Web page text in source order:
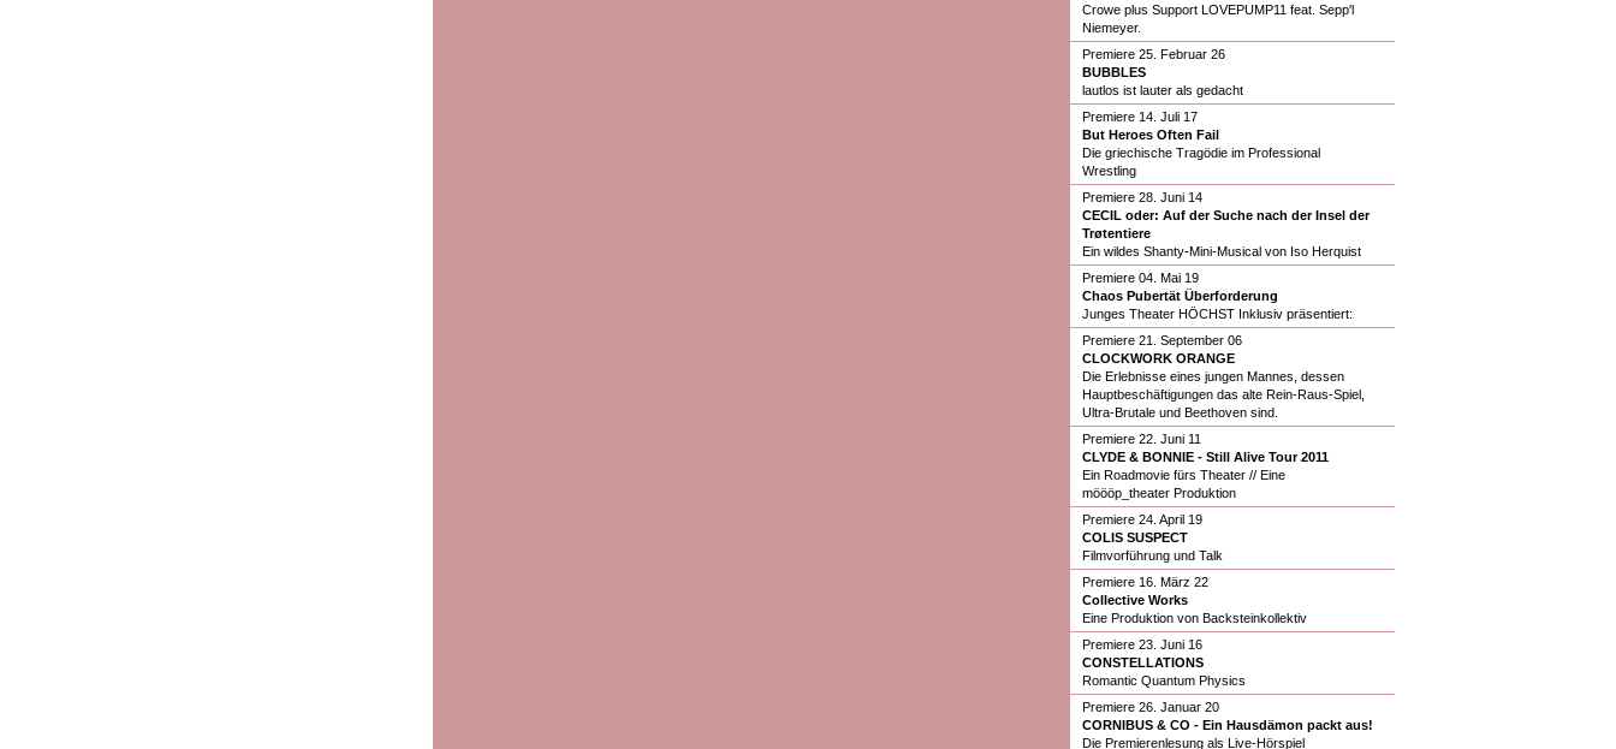
Crowe plus Support LOVEPUMP11 feat. Sepp'l
Niemeyer.
Premiere 25. Februar 26
BUBBLES
lautlos ist lauter als gedacht
Premiere 14. Juli 17
But Heroes Often Fail
Die griechische Tragödie im Professional
Wrestling
Premiere 28. Juni 14
CECIL oder: Auf der Suche nach der Insel der
Trøtentiere
Ein wildes Shanty-Mini-Musical von Iso Herquist
Premiere 04. Mai 19
Chaos Pubertät Überforderung
Junges Theater HÖCHST Inklusiv präsentiert:
Premiere 21. September 06
CLOCKWORK ORANGE
Die Erlebnisse eines jungen Mannes, dessen
Hauptbeschäftigungen das alte Rein-Raus-Spiel,
Ultra-Brutale und Beethoven sind.
Premiere 22. Juni 11
CLYDE & BONNIE - Still Alive Tour 2011
Ein Roadmovie fürs Theater // Eine
möööp_theater Produktion
Premiere 24. April 19
COLIS SUSPECT
Filmvorführung und Talk
Premiere 16. März 22
Collective Works
Eine Produktion von Backsteinkollektiv
Premiere 23. Juni 16
CONSTELLATIONS
Romantic Quantum Physics
Premiere 26. Januar 20
CORNIBUS & CO - Ein Hausdämon packt aus!
Die Premierenlesung als Live-Hörspiel